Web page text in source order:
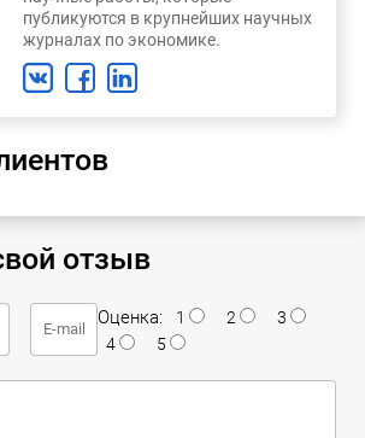
публикуются в крупнейших научных
журналах по экономике.
отзыв
Оценка: 1 2
3
4
5